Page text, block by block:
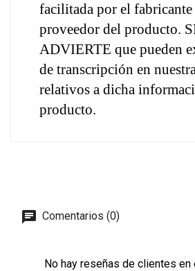
facilitada por el
proveedor del producto.
ADVIERTE que pueden
de transcripción en
relativos a dicha
producto.
Comentarios (0)
No hay reseñas de clientes en